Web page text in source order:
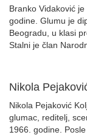
Branko Vidaković
godine. Glumu je
Beogradu, u klasi
Stalni je član
Nikola
Nikola Pejaković
glumac, reditelj,
1966. godine.